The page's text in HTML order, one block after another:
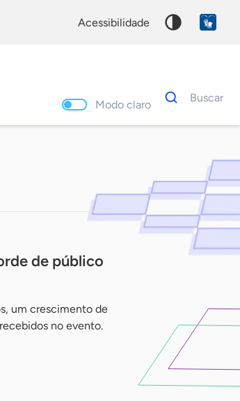
acessibilidade
Modo claro
Dados
para
Buscar
de público
um crescimento de
no evento.